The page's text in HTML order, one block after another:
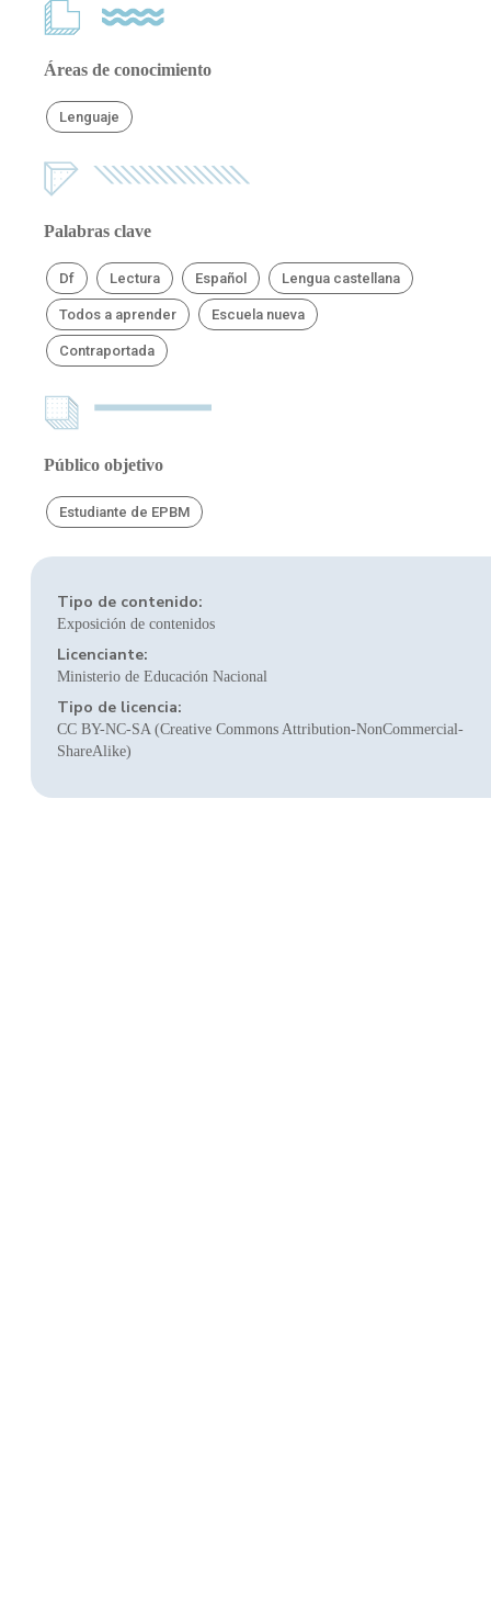
Áreas de conocimiento
Lenguaje
Palabras clave
Df Lectura Español Lengua castellana
Todos a aprender Escuela nueva
Contraportada
Público objetivo
Estudiante de EPBM
Tipo de contenido:
Exposición de contenidos
Licenciante:
Ministerio de Educación Nacional
Tipo de licencia:
CC BY-NC-SA (Creative Commons Attribution-NonCommercial-
ShareAlike)